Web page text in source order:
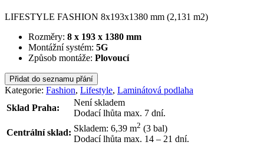
LIFESTYLE FASHION 8x193x1380 mm (2,131 m2)
Rozměry: 8 x 193 x 1380 mm
Montážní systém: 5G
Způsob montáže: Plovoucí
Přidat do seznamu přání
Kategorie: Fashion, Lifestyle, Laminátová podlaha
Sklad Praha:
Není skladem
Dodací lhůta max. 7 dní.
Centrální sklad: Skladem: 6,39 m2 (3 bal)
Dodací lhůta max. 14 – 21 dní.